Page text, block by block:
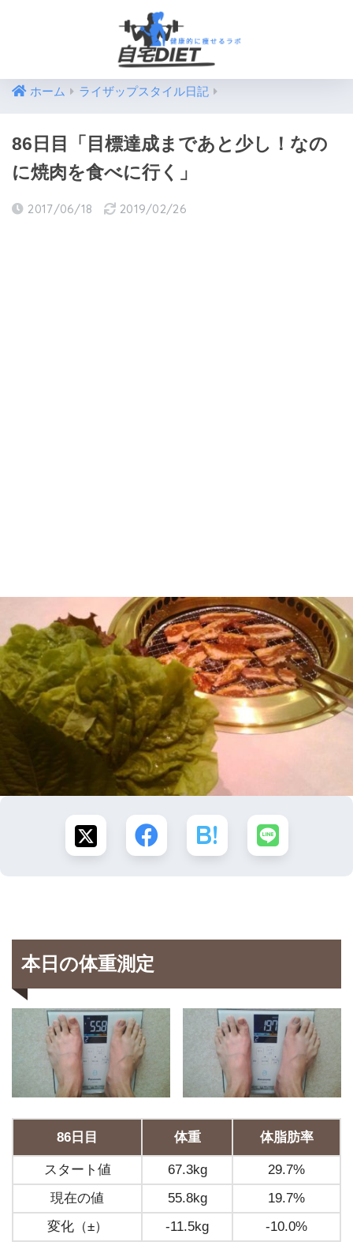
ホーム ライザップスタイル日記
86日目「目標達成まであと少し！なの
に焼肉を食べに行く」
2017/06/18 2019/02/26
本日の体重測定
86日目 体重 体脂肪率
スタート値 67.3kg
29.7%
現在の値
55.8kg
19.7%
変化（±）
-11.5kg -10.0%